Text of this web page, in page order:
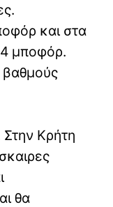
και στα
4 μποφόρ.
Στην Κρήτη
θα